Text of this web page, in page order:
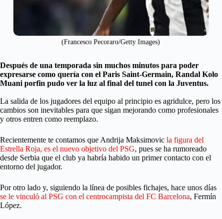
(Francesco Pecoraro/Getty Images)
Después de una temporada sin muchos minutos para poder
expresarse como quería con el Paris Saint-Germain, Randal Kolo
Muani porfin pudo ver la luz al final del tunel con la Juventus.
La salida de los jugadores del equipo al principio es agridulce, pero los
cambios son inevitables para que sigan mejorando como profesionales
y otros entren como reemplazo.
Recientemente te contamos que Andrija Maksimovic la figura del
Estrella Roja, es el nuevo objetivo del PSG, pues se ha rumoreado
desde Serbia que el club ya habría habido un primer contacto con el
entorno del jugador.
Por otro lado y, siguiendo la línea de posibles fichajes, hace unos días
se le vinculó al PSG con el centrocampista del FC Barcelona, Fermín
López.